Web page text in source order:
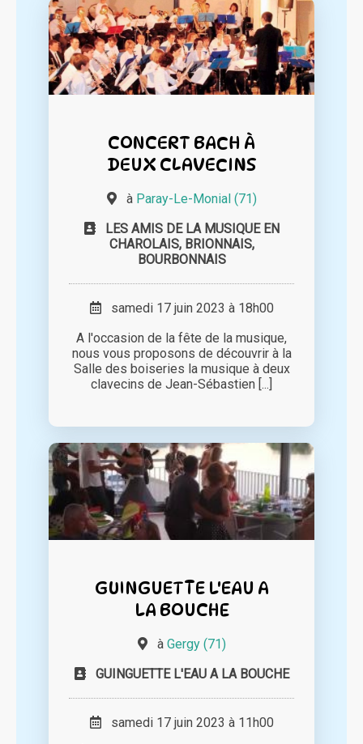
CONCERT BACH À
DEUX CLAVECINS
à Paray-Le-Monial (71)
LES AMIS DE LA MUSIQUE EN
CHAROLAIS, BRIONNAIS,
BOURBONNAIS
samedi 17 juin 2023 à 18h00
A l'occasion de la fête de la musique,
nous vous proposons de découvrir à la
Salle des boiseries la musique à deux
clavecins de Jean-Sébastien [...]
GUINGUETTE L'EAU A
LA BOUCHE
à Gergy (71)
GUINGUETTE L'EAU A LA BOUCHE
samedi 17 juin 2023 à 11h00